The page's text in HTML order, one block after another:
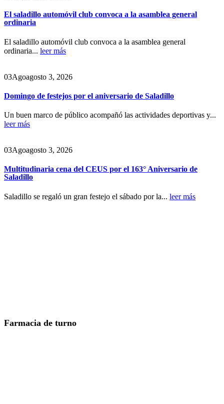
El saladillo automóvil club convoca a la asamblea general
ordinaria
El saladillo automóvil club convoca a la asamblea general
ordinaria... leer más
03Agoagosto 3, 2026
Domingo de festejos por el aniversario de Saladillo
Un buen marco de público acompañó las actividades deportivas y...
leer más
03Agoagosto 3, 2026
Multitudinaria cena del CEUS por el 163° Aniversario de
Saladillo
Saladillo se regaló un gran festejo el sábado por la... leer más
Farmacia de turno